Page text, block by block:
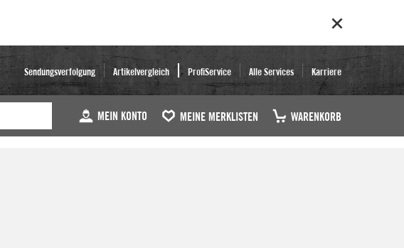
Sendungsverfolgung Artikelvergleich ProfiService Alle Services Karriere
MEIN KONTO MEINE MERKLISTEN WARENKORB